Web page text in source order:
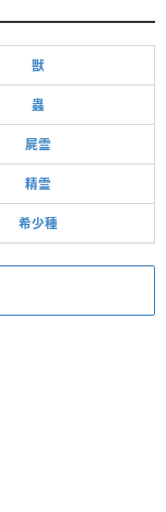
獣
蟲
屍霊
精霊
希少種